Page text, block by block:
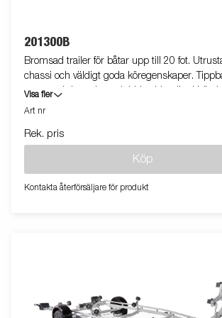
201300B
Bromsad trailer för båtar upp till 20 fot.
chassi och väldigt goda köregenskaper.
vagga och justerbara dubbla sidorullar i hög
anpassning till din båt. Varmgalvaniserat
hjullager förlänger livstiden. Justerbart
pålastning. Båttrailern på bilden kan vara
Visa fler
Art nr
Rek. pris
Köp
Kontakta återförsäljare för produkt